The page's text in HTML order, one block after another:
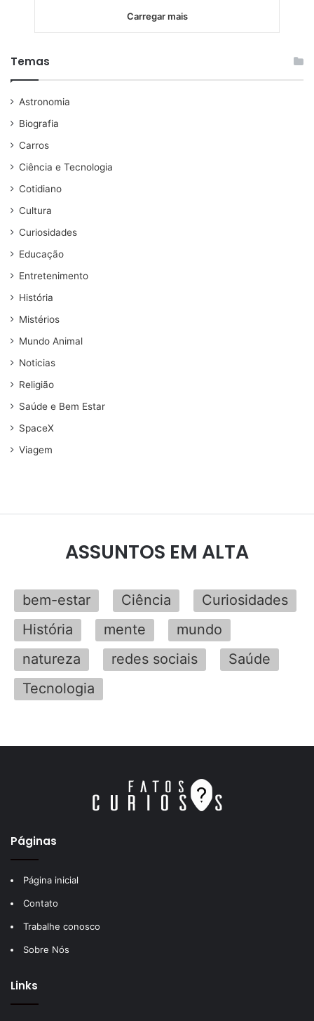
Carregar mais
Temas
Astronomia
Biografia
Carros
Ciência e Tecnologia
Cotidiano
Cultura
Curiosidades
Educação
Entretenimento
História
Mistérios
Mundo Animal
Noticias
Religião
Saúde e Bem Estar
SpaceX
Viagem
ASSUNTOS EM ALTA
bem-estar Ciência
Curiosidades
História
mente
mundo
natureza
redes sociais
Saúde
Tecnologia
Páginas
Página inicial
Contato
Trabalhe conosco
Sobre Nós
Links